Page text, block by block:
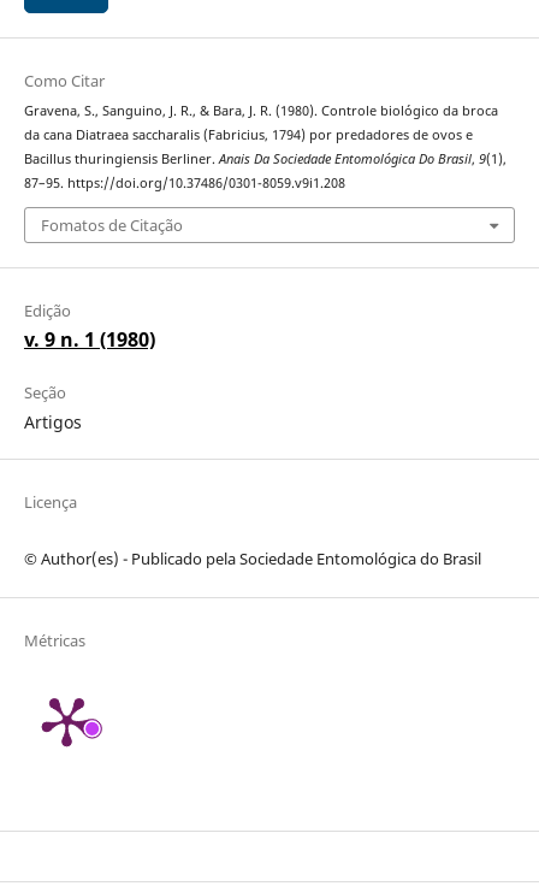
Como Citar
Gravena, S., Sanguino, J. R., & Bara, J. R. (1980). Controle biológico da broca
da cana Diatraea saccharalis (Fabricius, 1794) por predadores de ovos e
Bacillus thuringiensis Berliner.Anais Da Sociedade Entomológica Do Brasil, 9(1),
87–95. https://doi.org/10.37486/0301-8059.v9i1.208
Fomatos de Citação
Edição
v. 9 n. 1 (1980)
Seção
Artigos
Licença
© Author(es) - Publicado pela Sociedade Entomológica do Brasil
Métricas